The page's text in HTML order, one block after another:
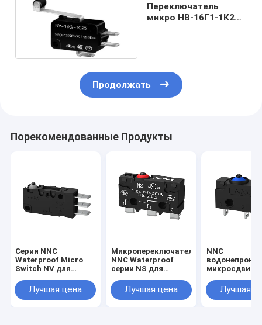
Переключатель
микро НВ-16Г1-1К25
Продолжать
Порекомендованные Продукты
Серия NNC
Waterproof Micro
Switch NV для
машин и легкой
промышленности
Лучшая цена
Микропереключатель
NNC Waterproof
серии NS для
машиностроения и
легкой
Лучшая цена
NNC
микросдвиг
различными
видами
Лучшая